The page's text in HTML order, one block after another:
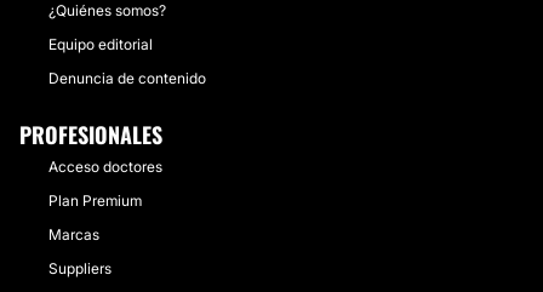
¿Quiénes somos?
Equipo editorial
Denuncia de contenido
PROFESIONALES
Acceso doctores
Plan Premium
Marcas
Suppliers